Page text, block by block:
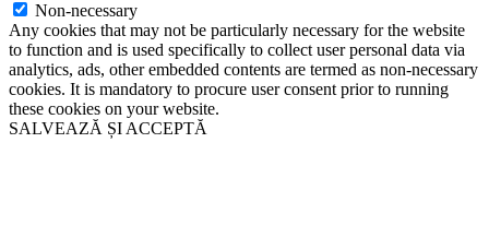
Non-necessary
Any cookies that may not be particularly necessary for the website
to function and is used specifically to collect user personal data via
analytics, ads, other embedded contents are termed as non-necessary
cookies. It is mandatory to procure user consent prior to running
these cookies on your website.
SALVEAZĂ ȘI ACCEPTĂ